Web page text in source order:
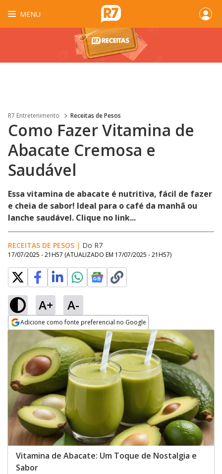
MENU
R7 Entretenimento Receitas de Pesos
Como Fazer Vitamina de
Abacate Cremosa e
Saudável
Essa vitamina de abacate é nutritiva, fácil de fazer
e cheia de sabor! Ideal para o café da manhã ou
lanche saudável. Clique no link...
RECEITAS DE PESOS | Do R7
17/07/2025 - 21H57 (ATUALIZADO EM 17/07/2025 - 21H57)
A+ A-
Adicione como fonte preferencial no Google
Opens in new window
Vitamina de Abacate: Um Toque de Nostalgia e
Sabor